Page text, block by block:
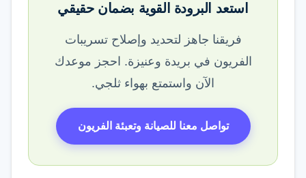
استعد البرودة القوية بضمان حقيقي
فريقنا جاهز لتحديد وإصلاح تسريبات
الفريون في بريدة وعنيزة. احجز موعدك
الآن واستمتع بهواء ثلجي.
تواصل معنا للصيانة وتعبئة الفريون